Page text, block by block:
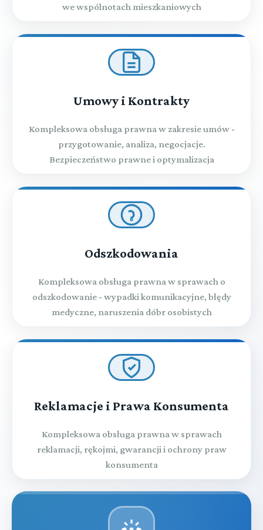
we wspólnotach mieszkaniowych
Umowy i Kontrakty
Kompleksowa obsługa prawna w zakresie umów -
przygotowanie, analiza, negocjacje.
Bezpieczeństwo prawne i optymalizacja
Odszkodowania
Kompleksowa obsługa prawna w sprawach o
odszkodowanie - wypadki komunikacyjne, błędy
medyczne, naruszenia dóbr osobistych
Reklamacje i Prawa Konsumenta
Kompleksowa obsługa prawna w sprawach
reklamacji, rękojmi, gwarancji i ochrony praw
konsumenta